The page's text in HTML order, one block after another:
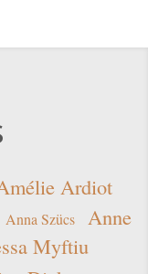
Ardiot
Anna Szücs
Anne
Myftiu